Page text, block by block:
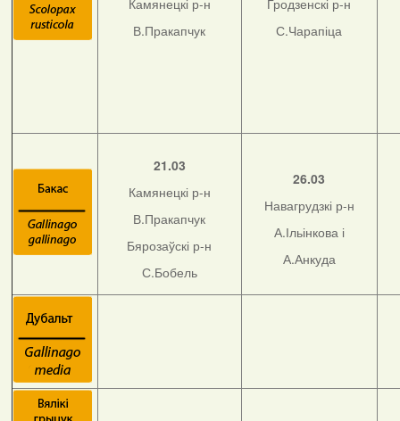
Камянецкі р-н
В.Пракапчук
Гродзенскі р-н
С.Чарапіца
21.03
Камянецкі р-н
В.Пракапчук
Бярозаўскі р-н
С.Бобель
26.03
Навагрудзкі р-н
А.Ільінкова і
А.Анкуда